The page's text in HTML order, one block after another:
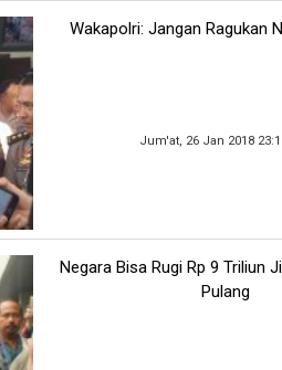
Wakapolri: Jangan Ragukan
Jum'at, 26 Jan 2018
Negara Bisa Rugi Rp 9 Triliun
Pulang